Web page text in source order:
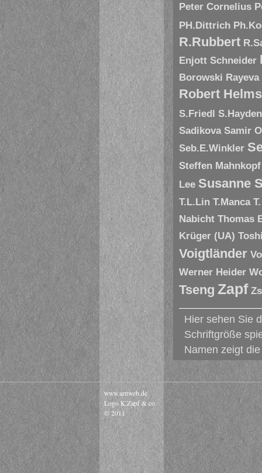
Peter Cornelius
PH.Dittrich
R.Rubbert
Enjott Schneider
Borowski Rayeva
Robert
S.Friedl S.Hayden
Sadikova Samir
Seb.E.Winkler
Steffen
Lee Susanne
T.L.Lin T.Manca
Nabicht Thomas
Krüger (UA)
Voigtländer
Werner Heider
Tseng Zapf
Hier sehen Sie
Schriftgröße
Namen zeigt
www.arttweb.de
Logo K.Zapf & co.
© 2011